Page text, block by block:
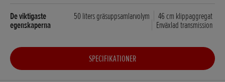
50 liters gräsuppsamlarvolym
46 cm klippaggregat
Enväxlad transmission
SPECIFIKATIONER